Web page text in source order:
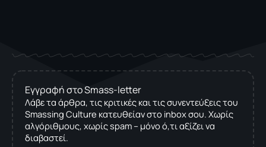
Εγγραφή στο Smass-letter
Λάβε τα άρθρα, τις κριτικές και τις συνεντεύξεις του
Smassing Culture κατευθείαν στο inbox σου. Χωρίς
αλγόριθμους, χωρίς spam – μόνο ό,τι αξίζει να
διαβαστεί.